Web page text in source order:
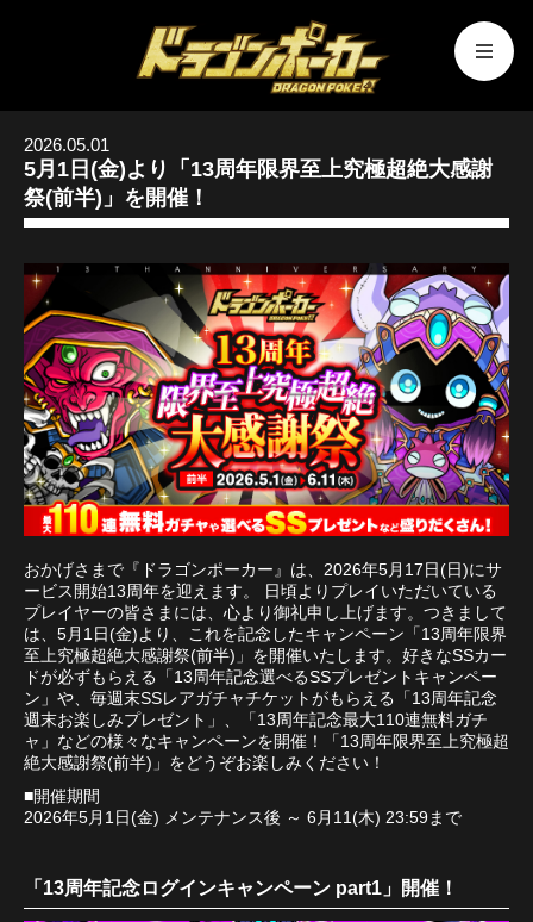
2026.05.01
5月1日(金)より「13周年限界至上究極超絶大感謝
祭(前半)」を開催！
おかげさまで『ドラゴンポーカー』は、2026年5月17日(日)にサ
ービス開始13周年を迎えます。 日頃よりプレイいただいている
プレイヤーの皆さまには、心より御礼申し上げます。つきまして
は、5月1日(金)より、これを記念したキャンペーン「13周年限界
至上究極超絶大感謝祭(前半)」を開催いたします。好きなSSカー
ドが必ずもらえる「13周年記念選べるSSプレゼントキャンペー
ン」や、毎週末SSレアガチャチケットがもらえる「13周年記念
週末お楽しみプレゼント」、「13周年記念最大110連無料ガチ
ャ」などの様々なキャンペーンを開催！「13周年限界至上究極超
絶大感謝祭(前半)」をどうぞお楽しみください！
■開催期間
2026年5月1日(金) メンテナンス後 ～ 6月11(木) 23:59まで
「13周年記念ログインキャンペーン part1」開催！